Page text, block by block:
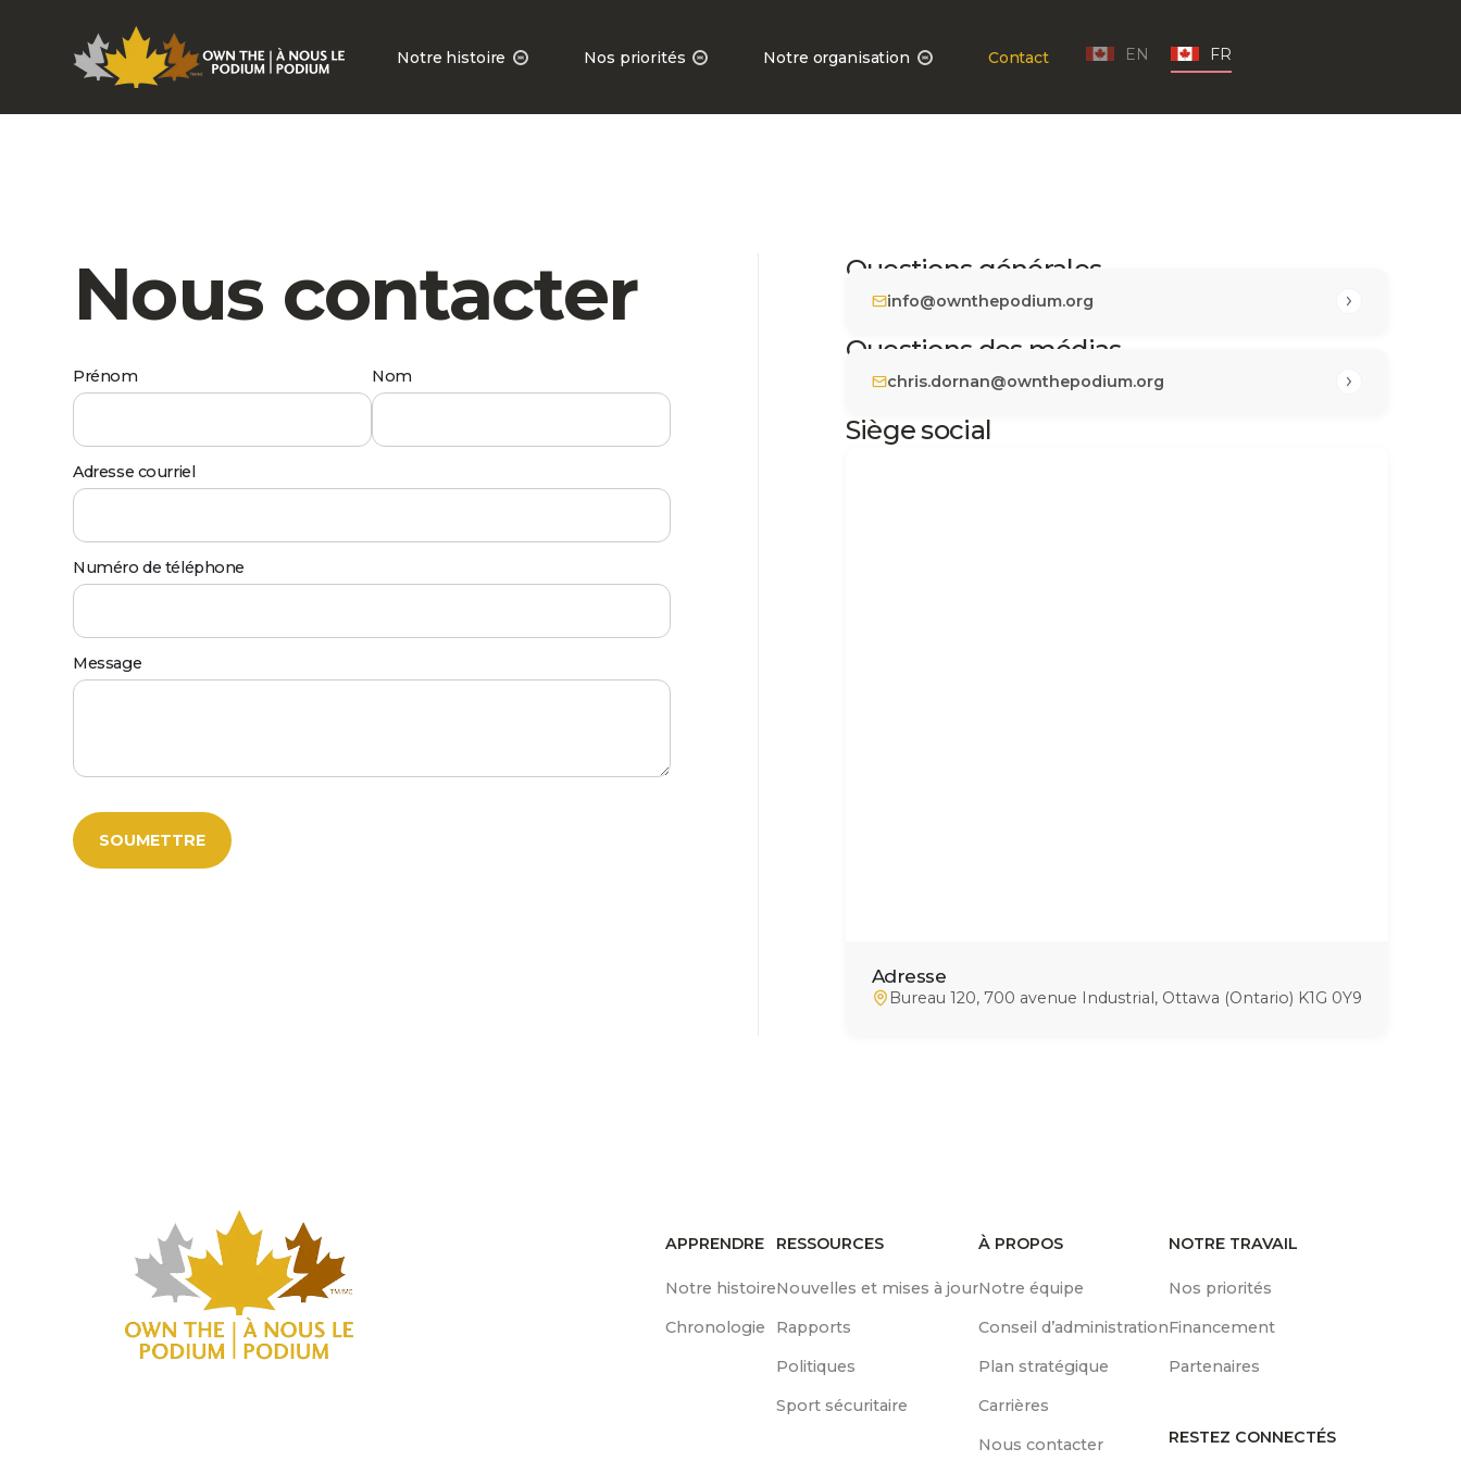
Notre histoire Nos priorités Notre organisation Contact EN FR
Nous contacter
Prénom Nom
Adresse courriel
Numéro de téléphone
Message
Questions générales
info@ownthepodium.org
Questions des médias
chris.dornan@ownthepodium.org
Siège social
Adresse
Bureau 120, 700 avenue Industrial, Ottawa (Ontario) K1G 0Y9
APPRENDRE
Notre histoire
Chronologie
RESSOURCES
Nouvelles et mises à jour
Rapports
Politiques
Sport sécuritaire
À PROPOS
Notre équipe
Conseil d’administration
Plan stratégique
Carrières
Nous contacter
NOTRE TRAVAIL
Nos priorités
Financement
Partenaires
RESTEZ CONNECTÉS